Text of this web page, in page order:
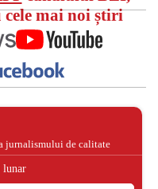
mai noi știri
jurnalismului de calitate
lunar